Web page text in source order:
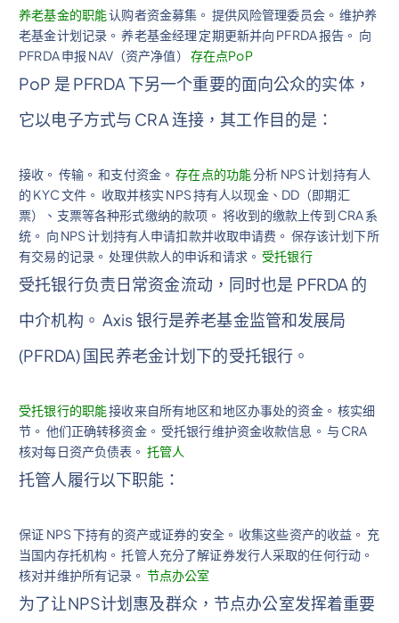
养老基金的职能认购者资金募集。 提供风险管理委员会。 维护养
老基金计划记录。 养老基金经理 定期更新并向 PFRDA 报告。 向
PFRDA 申报 NAV（资产净值） 存在点PoP
PoP 是 PFRDA 下另一个重要的面向公众的实体，
它以电子方式与 CRA 连接，其工作目的是：
接收。 传输。 和支付资金。存在点的功能分析 NPS 计划持有人
的 KYC 文件。 收取并核实 NPS 持有人以现金、DD（即期汇
票）、支票等各种形式缴纳的款项。 将收到的缴款上传到 CRA 系
统。 向 NPS 计划持有人申请扣款并收取申请费。 保存该计划下所
有交易的记录。 处理供款人的申诉和请求。 受托银行
受托银行负责日常资金流动，同时也是 PFRDA 的
中介机构。 Axis 银行是养老基金监管和发展局
(PFRDA) 国民养老金计划下的受托银行。
受托银行的职能接收来自所有地区和地区办事处的资金。 核实细
节。 他们正确转移资金。 受托银行维护资金收款信息。 与 CRA
核对每日资产负债表。 托管人
托管人履行以下职能：
保证 NPS 下持有的资产或证券的安全。 收集这些资产的收益。 充
当国内存托机构。 托管人充分了解证券发行人采取的任何行动。
核对并维护所有记录。 节点办公室
为了让NPS计划惠及群众，节点办公室发挥着重要